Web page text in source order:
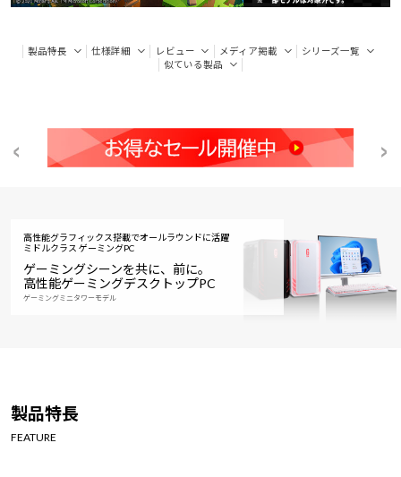
製品特長 仕様詳細 レビュー メディア掲載
シリーズ一覧
似ている製品
高性能グラフィックス搭載でオールラウンドに活躍
ミドルクラス ゲーミングPC
ゲーミングシーンを共に、前に。
高性能ゲーミングデスクトップPC
ゲーミングミニタワーモデル
製品特長
FEATURE